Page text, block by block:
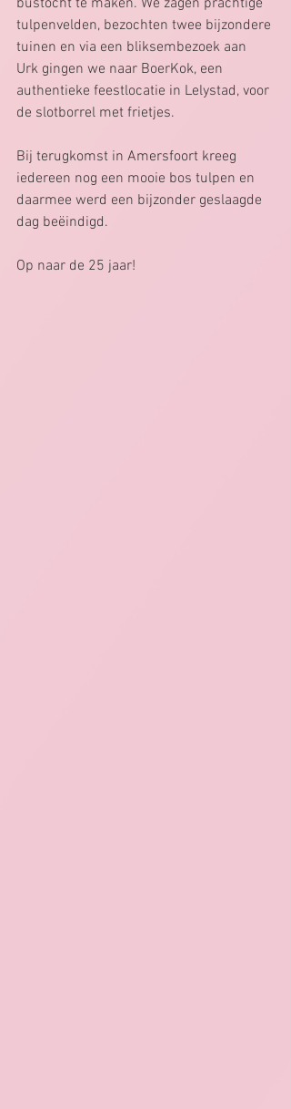
bustocht te maken. We zagen prachtige
tulpenvelden, bezochten twee bijzondere
tuinen en via een bliksembezoek aan
Urk gingen we naar BoerKok, een
authentieke feestlocatie in Lelystad, voor
de slotborrel met frietjes.
Bij terugkomst in Amersfoort kreeg
iedereen nog een mooie bos tulpen en
daarmee werd een bijzonder geslaagde
dag beëindigd.
Op naar de 25 jaar!